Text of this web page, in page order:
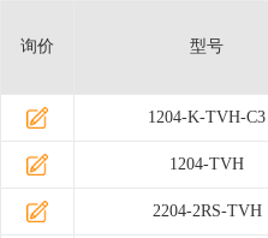
询价 型号
1204-K-TVH-C3
1204-TVH
2204-2RS-TVH